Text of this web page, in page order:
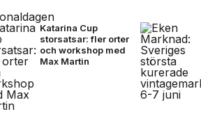
Katarina Cup
storsatsar: fler orter
och workshop med
Max Martin